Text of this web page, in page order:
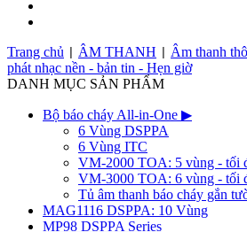
Trang chủ
ÂM THANH Âm thanh
phát nhạc nền - bản tin - Hẹn giờ
DANH MỤC SẢN PHẨM
Bộ báo cháy All-in-One ▶
6 Vùng DSPPA
6 Vùng ITC
VM-2000 TOA: 5 vùng - tối
VM-3000 TOA: 6 vùng - tối
Tủ âm thanh báo cháy gắn
MAG1116 DSPPA: 10 Vùng
MP98 DSPPA Series